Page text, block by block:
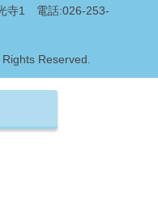
寺1 電話:026-253-
Reserved.